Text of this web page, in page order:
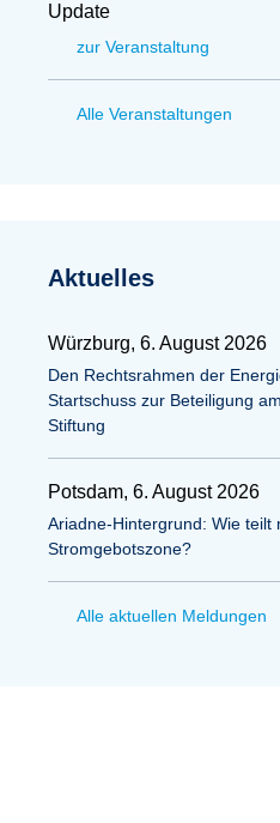
Update
zur Veranstaltung
Alle Veranstaltungen
Aktuelles
Würzburg, 6. August 2026
Den Rechtsrahmen der
Startschuss zur Beteiligung
Stiftung
Potsdam, 6. August 2026
Ariadne-Hintergrund: Wie teilt
Stromgebotszone?
Alle aktuellen Meldungen